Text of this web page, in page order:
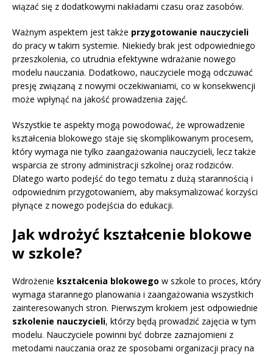
wiązać się z dodatkowymi nakładami czasu oraz zasobów.
Ważnym aspektem jest także przygotowanie nauczycieli
do pracy w takim systemie. Niekiedy brak jest odpowiedniego
przeszkolenia, co utrudnia efektywne wdrażanie nowego
modelu nauczania. Dodatkowo, nauczyciele mogą odczuwać
presję związaną z nowymi oczekiwaniami, co w konsekwencji
może wpłynąć na jakość prowadzenia zajęć.
Wszystkie te aspekty mogą powodować, że wprowadzenie
kształcenia blokowego staje się skomplikowanym procesem,
który wymaga nie tylko zaangażowania nauczycieli, lecz także
wsparcia ze strony administracji szkolnej oraz rodziców.
Dlatego warto podejść do tego tematu z dużą starannością i
odpowiednim przygotowaniem, aby maksymalizować korzyści
płynące z nowego podejścia do edukacji.
Jak wdrożyć kształcenie blokowe
w szkole?
Wdrożenie kształcenia blokowego w szkole to proces, który
wymaga starannego planowania i zaangażowania wszystkich
zainteresowanych stron. Pierwszym krokiem jest odpowiednie
szkolenie nauczycieli, którzy będą prowadzić zajęcia w tym
modelu. Nauczyciele powinni być dobrze zaznajomieni z
metodami nauczania oraz ze sposobami organizacji pracy na